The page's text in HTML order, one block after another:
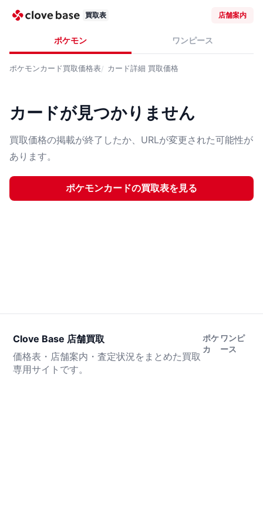
買取表 店舗案内
ポケモン ワンピース
ポケモンカード買取価格表 カード詳細 買取価格
カードが見つかりません
買取価格の掲載が終了したか、URLが変更された可能性が
あります。
ポケモンカードの買取表を見る
Clove Base 店舗買取
価格表・店舗案内・査定状況をまとめた買取
専用サイトです。
ポケ
カ
ワンピ
ース